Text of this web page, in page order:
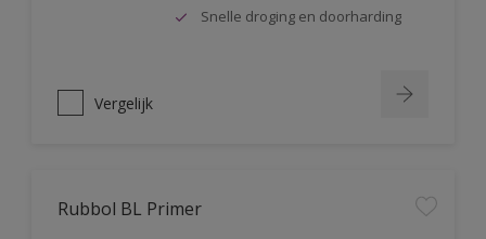
Snelle droging en doorharding
Vergelijk
Rubbol BL Primer